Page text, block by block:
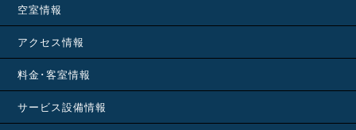
空室情報
アクセス情報
料金･客室情報
サービス設備情報